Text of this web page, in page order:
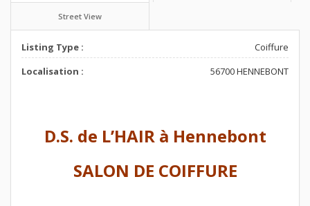
Street View
Listing Type :
Coiffure
Localisation :
56700 HENNEBONT
D.S. de L’HAIR à Hennebont
SALON DE COIFFURE